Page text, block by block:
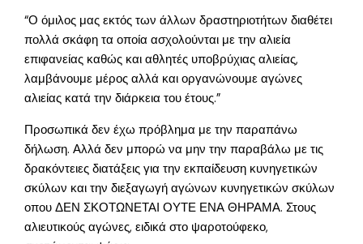
“Ο όμιλος μας εκτός των άλλων δραστηριοτήτων διαθέτει
πολλά σκάφη τα οποία ασχολούνται με την αλιεία
επιφανείας καθώς και αθλητές υποβρύχιας αλιείας,
λαμβάνουμε μέρος αλλά και οργανώνουμε αγώνες
αλιείας κατά την διάρκεια του έτους.”
Προσωπικά δεν έχω πρόβλημα με την παραπάνω
δήλωση. Αλλά δεν μπορώ να μην την παραβάλω με τις
δρακόντειες διατάξεις για την εκπαίδευση κυνηγετικών
σκύλων και την διεξαγωγή αγώνων κυνηγετικών σκύλων
οπου ΔΕΝ ΣΚΟΤΩΝΕΤΑΙ ΟΥΤΕ ΕΝΑ ΘΗΡΑΜΑ. Στους
αλιευτικούς αγώνες, ειδικά στο ψαροτούφεκο,